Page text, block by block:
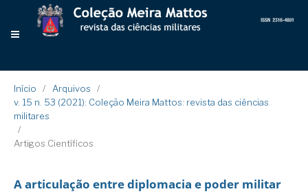
Início / Arquivos
/
v. 15 n. 53 (2021): Coleção Meira Mattos: revista das ciências
militares
/
Artigos Científicos
A articulação entre diplomacia e poder militar